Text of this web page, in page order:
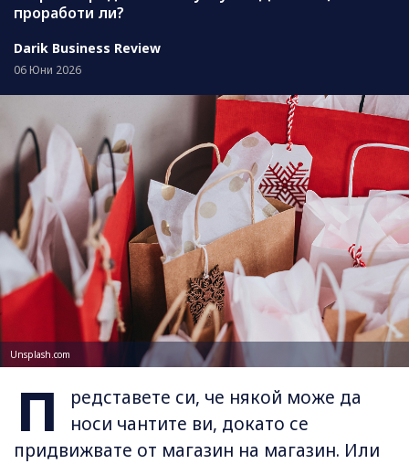
проработи ли?
Darik Business Review
06 Юни 2026
Unsplash.com
П
редставете си, че някой може да
носи чантите ви, докато се
придвижвате от магазин на магазин. Или